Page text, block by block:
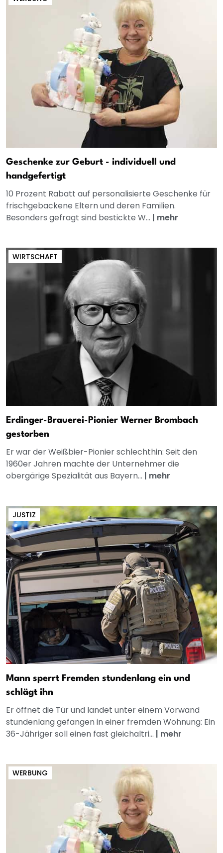
Geschenke zur Geburt - individuell und
handgefertigt
10 Prozent Rabatt auf personalisierte Geschenke für
frischgebackene Eltern und deren Familien.
Besonders gefragt sind bestickte W... | mehr
WIRTSCHAFT
Erdinger-Brauerei-Pionier Werner Brombach
gestorben
Er war der Weißbier-Pionier schlechthin: Seit den
1960er Jahren machte der Unternehmer die
obergärige Spezialität aus Bayern... | mehr
JUSTIZ
Mann sperrt Fremden stundenlang ein und
schlägt ihn
Er öffnet die Tür und landet unter einem Vorwand
stundenlang gefangen in einer fremden Wohnung: Ein
36-Jähriger soll einen fast gleichaltri... | mehr
WERBUNG